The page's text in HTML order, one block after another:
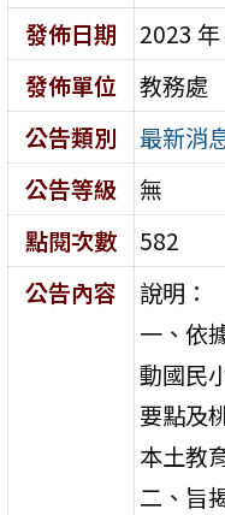
發佈日期
2023 年
發佈單位
教務處
公告類別
最新消
公告等級
無
點閱次數
582
公告內容
說明：
一、依
動國民
要點及
本土教
二、旨